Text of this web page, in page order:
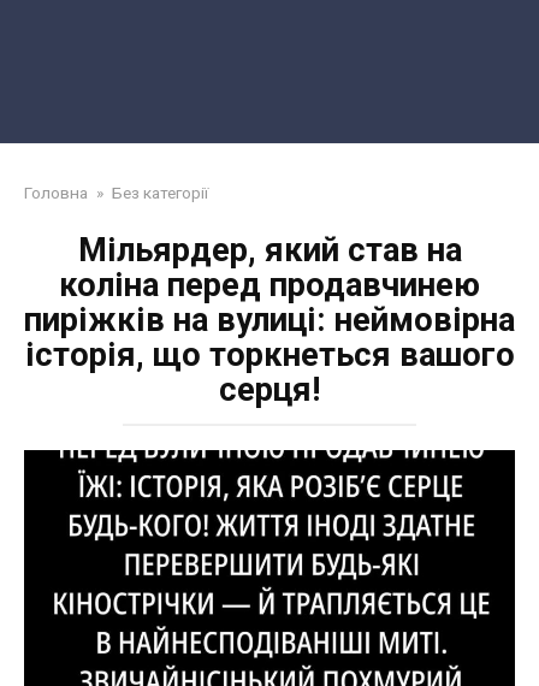
Головна » Без категорії
Мільярдер, який став на
коліна перед продавчинею
пиріжків на вулиці: неймовірна
історія, що торкнеться вашого
серця!